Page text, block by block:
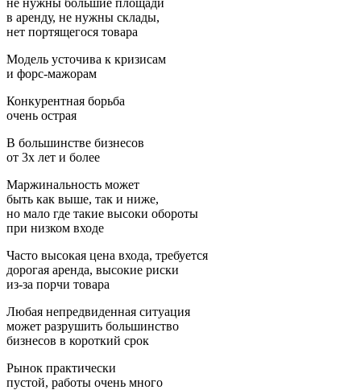
в аренду, не нужны склады,
нет портящегося товара
Модель усточива к кризисам
и форс-мажорам
Конкурентная борьба
очень острая
В большинстве бизнесов
от 3х лет и более
Маржинальность может
быть как выше, так и ниже,
но мало где такие высоки обороты
при низком входе
Часто высокая цена входа, требуется
дорогая аренда, высокие риски
из-за порчи товара
Любая непредвиденная ситуация
может разрушить большинство
бизнесов в короткий срок
Рынок практически
пустой, работы очень много